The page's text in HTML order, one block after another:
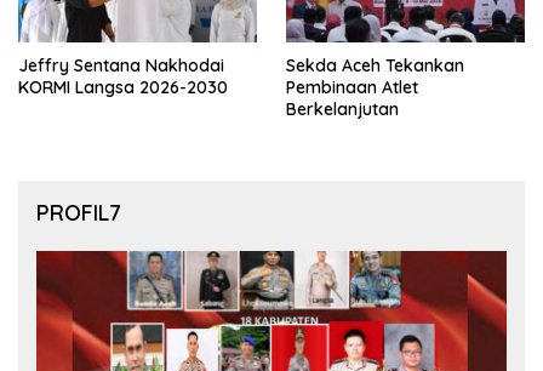
Jeffry Sentana Nakhodai
KORMI Langsa 2026-2030
Sekda Aceh Tekankan
Pembinaan Atlet
Berkelanjutan
PROFIL7